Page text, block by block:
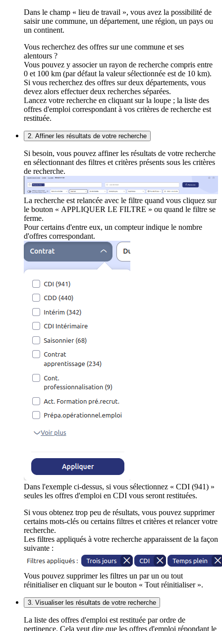
Dans le champ « lieu de travail », vous avez la possibilité de
saisir une commune, un département, une région, un pays ou
un continent.
Vous recherchez des offres sur une commune et ses
alentours ?
Vous pouvez y associer un rayon de recherche compris entre
0 et 100 km (par défaut la valeur sélectionnée est de 10 km).
Si vous recherchez des offres sur deux départements, vous
devez alors effectuer deux recherches séparées.
Lancez votre recherche en cliquant sur la loupe ; la liste des
offres d'emploi correspondant à vos critères de recherche est
restituée.
2. Affiner les résultats de votre recherche
Si besoin, vous pouvez affiner les résultats de votre recherche
en sélectionnant des filtres et critères présents sous les critères
de recherche.
La recherche est relancée avec le filtre quand vous cliquez sur
le bouton « APPLIQUER LE FILTRE » ou quand le filtre se
ferme.
Pour certains d'entre eux, un compteur indique le nombre
d'offres correspondant.
Dans l'exemple ci-dessus, si vous sélectionnez « CDI (941) »
seules les offres d'emploi en CDI vous seront restituées.
Si vous obtenez trop peu de résultats, vous pouvez supprimer
certains mots-clés ou certains filtres et critères et relancer votre
recherche.
Les filtres appliqués à votre recherche apparaissent de la façon
suivante :
Vous pouvez supprimer les filtres un par un ou tout
réinitialiser en cliquant sur le bouton « Tout réinitialiser ».
3. Visualiser les résultats de votre recherche
La liste des offres d'emploi est restituée par ordre de
pertinence. Cela veut dire que les offres d'emploi répondant le